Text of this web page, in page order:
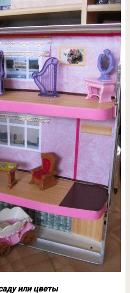
или цветы